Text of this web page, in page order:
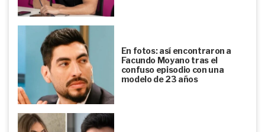
En fotos: así encontraron a
Facundo Moyano tras el
confuso episodio con una
modelo de 23 años